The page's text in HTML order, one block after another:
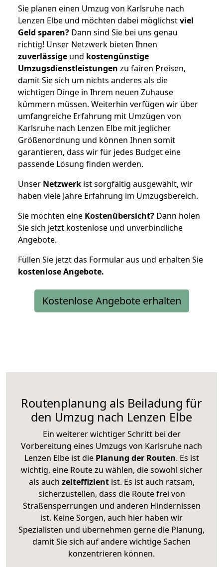
Sie planen einen Umzug von Karlsruhe nach
Lenzen Elbe und möchten dabei möglichstviel
Geld sparen? Dann sind Sie bei uns genau
richtig! Unser Netzwerk bieten Ihnen
zuverlässige und kostengünstige
Umzugsdienstleistungen zu fairen Preisen,
damit Sie sich um nichts anderes als die
wichtigen Dinge in Ihrem neuen Zuhause
kümmern müssen. Weiterhin verfügen wir über
umfangreiche Erfahrung mit Umzügen von
Karlsruhe nach Lenzen Elbe mit jeglicher
Größenordnung und können Ihnen somit
garantieren, dass wir für jedes Budget eine
passende Lösung finden werden.
Unser Netzwerk ist sorgfältig ausgewählt, wir
haben viele Jahre Erfahrung im Umzugsbereich.
Sie möchten eine Kostenübersicht? Dann holen
Sie sich jetzt kostenlose und unverbindliche
Angebote.
Füllen Sie jetzt das Formular aus und erhalten Sie
kostenloseAngebote.
Kostenlose Angebote erhalten
Routenplanung als Beiladung für
den Umzug nach Lenzen Elbe
Ein weiterer wichtiger Schritt bei der
Vorbereitung eines Umzugs von Karlsruhe nach
Lenzen Elbe ist diePlanung der Routen. Es ist
wichtig, eine Route zu wählen, die sowohl sicher
als auch zeiteffizientist. Es ist auch ratsam,
sicherzustellen, dass die Route frei von
Straßensperrungen und anderen Hindernissen
ist. Keine Sorgen, auch hier haben wir
Spezialisten und übernehmen gerne die Planung,
damit Sie sich auf andere wichtige Sachen
konzentrieren können.